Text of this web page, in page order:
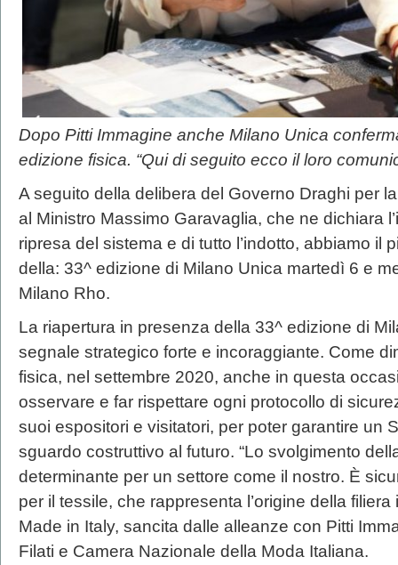
Dopo Pitti Immagine anche Milano Unica
edizione fisica. “Qui di seguito ecco il loro
A seguito della delibera del Governo Draghi per
al Ministro Massimo Garavaglia, che ne dichiara
ripresa del sistema e di tutto l’indotto, abbiamo il
della: 33^ edizione di Milano Unica martedì 6 e
Milano Rho.
La riapertura in presenza della 33^ edizione di
segnale strategico forte e incoraggiante. Come
fisica, nel settembre 2020, anche in questa
osservare e far rispettare ogni protocollo di
suoi espositori e visitatori, per poter garantire un
sguardo costruttivo al futuro. “Lo svolgimento
determinante per un settore come il nostro. È
per il tessile, che rappresenta l’origine della
Made in Italy, sancita dalle alleanze con Pitti
Filati e Camera Nazionale della Moda Italiana.